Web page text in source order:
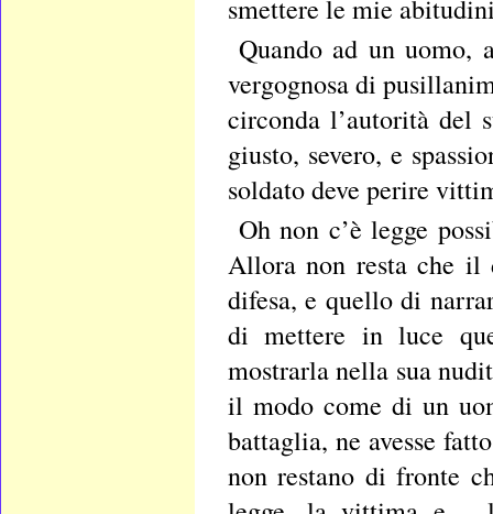
smettere le mie
Quando ad un uomo,
vergognosa di
circonda l’autorità del
giusto, severo, e
soldato deve perire
Oh non c’è legge
Allora non resta che
difesa, e quello di
di mettere in luce
mostrarla nella sua
il modo come di un
battaglia, ne avesse
non restano di fronte